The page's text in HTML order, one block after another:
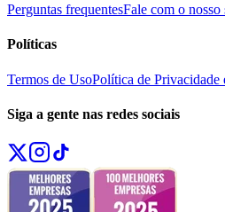
Perguntas frequentesFale com o
Políticas
Termos de UsoPolítica de Privacidade
Siga a gente nas redes sociais